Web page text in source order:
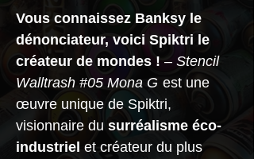
Vous connaissez Banksy le
dénonciateur, voici Spiktri le
créateur de mondes ! – Stencil
Walltrash #05 Mona G est une
œuvre unique de Spiktri,
visionnaire du surréalisme éco-
industriel et créateur du plus